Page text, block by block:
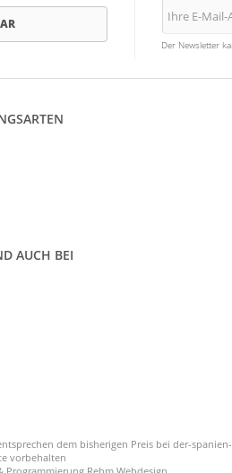
Der Newsletter
AUCH BEI
dem bisherigen Preis bei der-
vorbehalten